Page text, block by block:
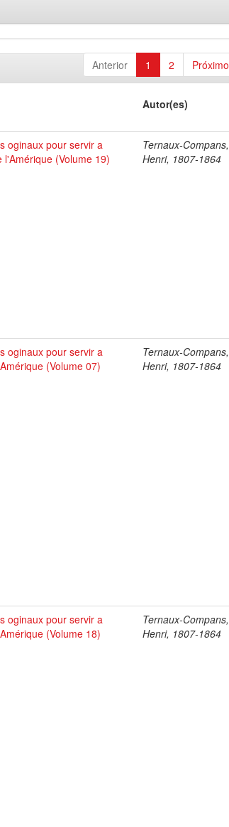
Anterior 1 2 Próximo
Autor(es)
oginaux pour servir a
(Volume 19)
Ternaux-Compans,
Henri, 1807-1864
oginaux pour servir a
(Volume 07)
Ternaux-Compans,
Henri, 1807-1864
oginaux pour servir a
(Volume 18)
Ternaux-Compans,
Henri, 1807-1864